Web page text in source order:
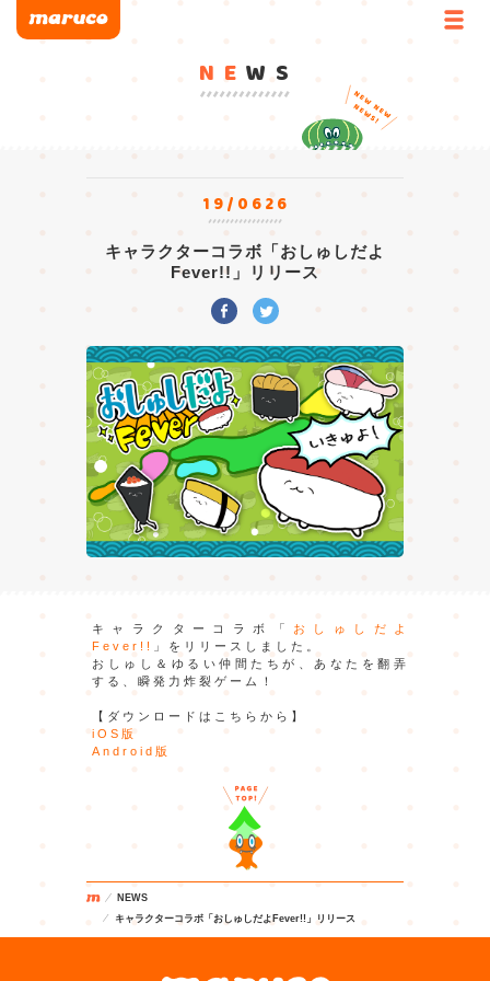
NE WS
19/0626
キャラクターコラボ「おしゅしだよ
Fever!!」リリース
キャラクターコラボ「 おしゅしだよ
Fever!!
」をリリースしました。
おしゅし＆ゆるい仲間たちが、あなたを翻弄
する、瞬発力炸裂ゲーム！
【ダウンロードはこちらから】
iOS版
Android版
NEWS
キャラクターコラボ「おしゅしだよFever!!」リリース